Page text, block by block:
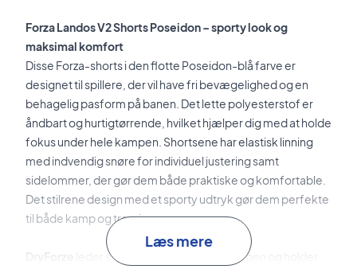
Forza Landos V2 Shorts Poseidon – sporty look og
maksimal komfort
Disse Forza-shorts i den flotte Poseidon-blå farve er
designet til spillere, der vil have fri bevægelighed og en
behagelig pasform på banen. Det lette polyesterstof er
åndbart og hurtigtørrende, hvilket hjælper dig med at holde
fokus under hele kampen. Shortsene har elastisk linning
med indvendig snøre for individuel justering samt
sidelommer, der gør dem både praktiske og komfortable.
Det stilrene design med et sporty udtryk gør dem perfekte
til både kamp og træning.
leder sved effektivt væk fra kroppen og holder
Læs mere